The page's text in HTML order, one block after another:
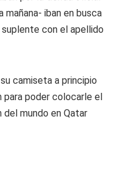
iban en busca
con el apellido
camiseta a principio
para poder colocarle el
mundo en Qatar